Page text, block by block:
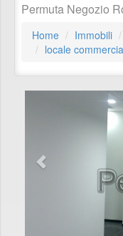
Permuta Negozio
Home Immobili
locale